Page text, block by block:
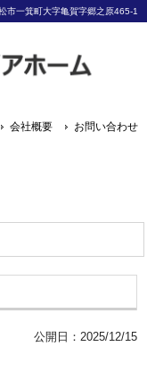
市一箕町大字亀賀字郷之原465-1
会社概要 お問い合わせ
公開日： 2025/12/15